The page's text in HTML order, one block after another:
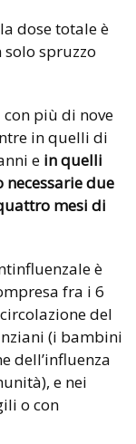
dose totale è
spruzzo
più di nove
in quelli di
e in quelli
necessarie due
mesi di
è
fra i 6
del
(i bambini
dell’influenza
e nei
o con